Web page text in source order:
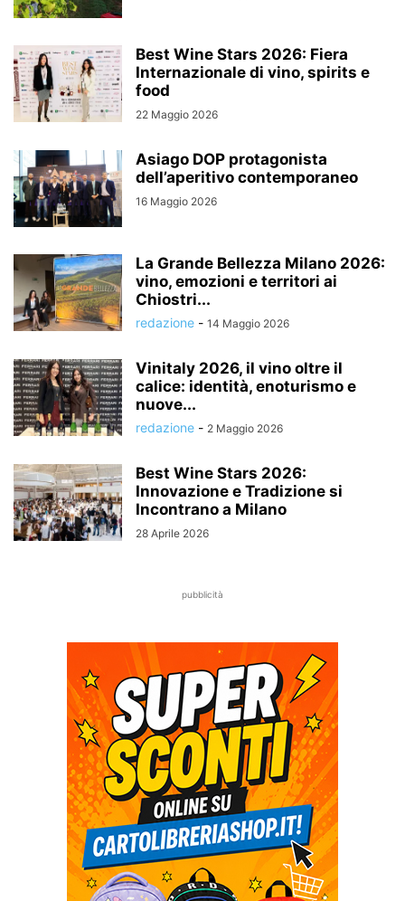
Best Wine Stars 2026: Fiera
Internazionale di vino, spirits e
food
22 Maggio 2026
Asiago DOP protagonista
dell’aperitivo contemporaneo
16 Maggio 2026
La Grande Bellezza Milano 2026:
vino, emozioni e territori ai
Chiostri...
redazione - 14 Maggio 2026
Vinitaly 2026, il vino oltre il
calice: identità, enoturismo e
nuove...
redazione - 2 Maggio 2026
Best Wine Stars 2026:
Innovazione e Tradizione si
Incontrano a Milano
28 Aprile 2026
pubblicità